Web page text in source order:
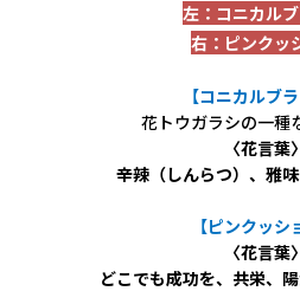
左：コニカル
右：ピンクッ
【コニカルブラ
花トウガラシの一種
〈花言葉〉
辛辣（しんらつ）、雅
【ピンクッシ
〈花言葉〉
どこでも成功を、共栄、